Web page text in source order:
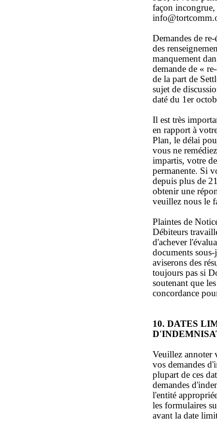
façon
Demandes de
des
manquement
demande de «
de la part de
sujet de
daté du 1er
Il est très
en rapport à
Plan, le délai
vous ne
impartis, votre
permanente. Si
depuis plus de
obtenir une
veuillez nous le
Plaintes de
Débiteurs
d'achever
documents
aviserons des
toujours pas si
soutenant que
concordance
10. DATES
Veuillez annoter
vos demandes
plupart de ces
demandes
l'entité
les formulaires
avant la date